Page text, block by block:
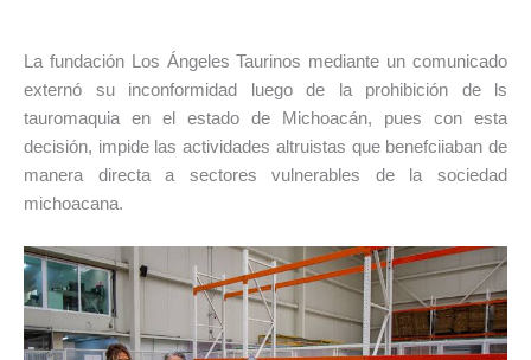
La fundación Los Ángeles Taurinos mediante un comunicado
externó su inconformidad luego de la prohibición de ls
tauromaquia en el estado de Michoacán, pues con esta
decisión, impide las actividades altruistas que benefciiaban de
manera directa a sectores vulnerables de la sociedad
michoacana.